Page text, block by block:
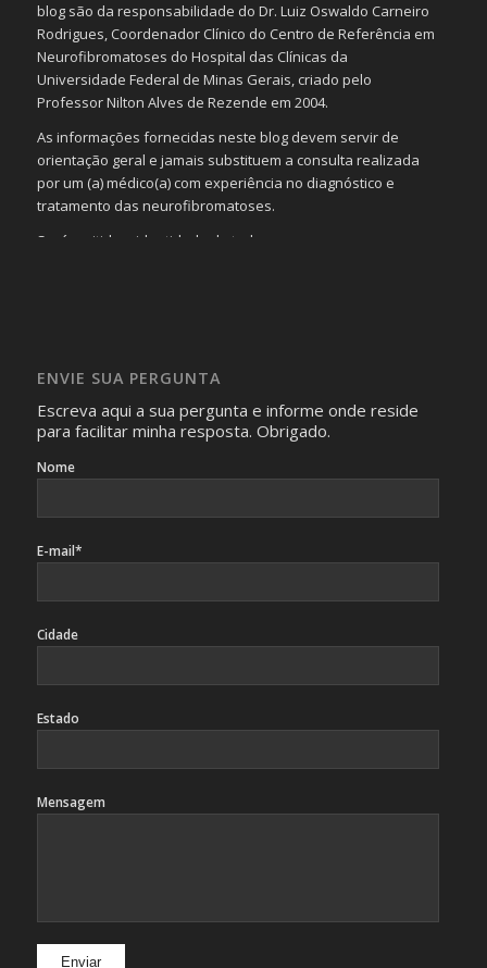
blog são da responsabilidade do Dr. Luiz Oswaldo Carneiro
Rodrigues, Coordenador Clínico do Centro de Referência em
Neurofibromatoses do Hospital das Clínicas da
Universidade Federal de Minas Gerais, criado pelo
Professor Nilton Alves de Rezende em 2004.
As informações fornecidas neste blog devem servir de
orientação geral e jamais substituem a consulta realizada
por um (a) médico(a) com experiência no diagnóstico e
tratamento das neurofibromatoses.
Será omitida a identidade de todas as pessoas que
identificação da pessoa fotografada.
ENVIE SUA PERGUNTA
Escreva aqui a sua pergunta e informe onde reside
para facilitar minha resposta. Obrigado.
Nome
E-mail*
Cidade
Estado
Mensagem